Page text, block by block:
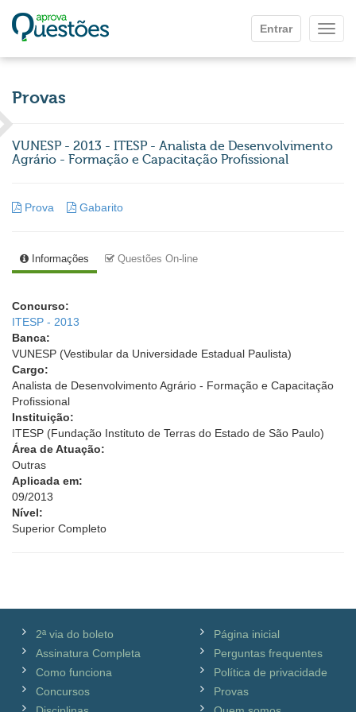
Entrar
Provas
VUNESP - 2013 - ITESP - Analista de Desenvolvimento
Agrário - Formação e Capacitação Profissional
Prova Gabarito
Informações Questões On-line
Concurso:
ITESP - 2013
Banca:
VUNESP (Vestibular da Universidade Estadual Paulista)
Cargo:
Analista de Desenvolvimento Agrário - Formação e Capacitação
Profissional
Instituição:
ITESP (Fundação Instituto de Terras do Estado de São Paulo)
Área de Atuação:
Outras
Aplicada em:
09/2013
Nível:
Superior Completo
2ª via do boleto
Assinatura Completa
Como funciona
Concursos
Página inicial
Perguntas frequentes
Política de privacidade
Provas